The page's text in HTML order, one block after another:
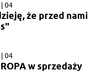
04
że przed nami
04
w sprzedaży